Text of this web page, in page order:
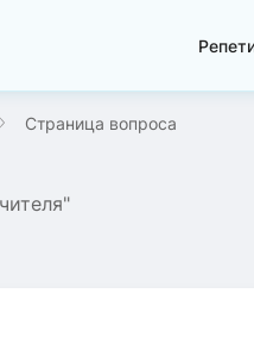
Страница вопроса